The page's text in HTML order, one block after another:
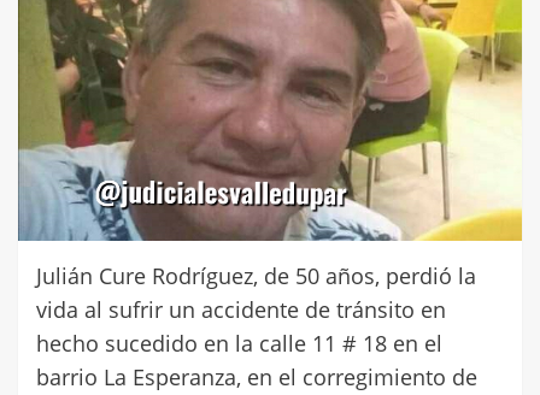
Julián Cure Rodríguez, de 50 años, perdió la
vida al sufrir un accidente de tránsito en
hecho sucedido en la calle 11 # 18 en el
barrio La Esperanza, en el corregimiento de